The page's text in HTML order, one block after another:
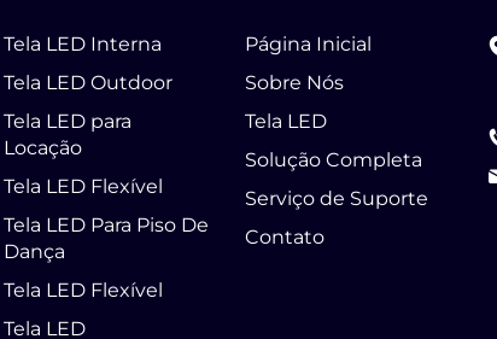
Tela LED Interna
Tela LED Outdoor
Tela LED para
Locação
Tela LED Flexível
Tela LED Para Piso De
Dança
Tela LED Flexível
Tela LED
Página Inicial
Sobre Nós
Tela LED
Solução Completa
Serviço de Suporte
Contato